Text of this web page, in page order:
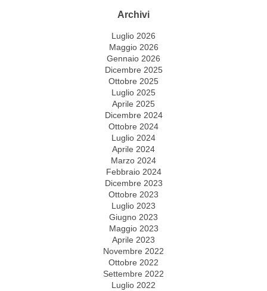
Archivi
Luglio 2026
Maggio 2026
Gennaio 2026
Dicembre 2025
Ottobre 2025
Luglio 2025
Aprile 2025
Dicembre 2024
Ottobre 2024
Luglio 2024
Aprile 2024
Marzo 2024
Febbraio 2024
Dicembre 2023
Ottobre 2023
Luglio 2023
Giugno 2023
Maggio 2023
Aprile 2023
Novembre 2022
Ottobre 2022
Settembre 2022
Luglio 2022